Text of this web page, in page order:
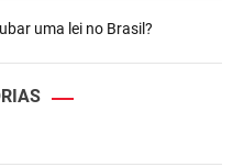
uma lei no Brasil?